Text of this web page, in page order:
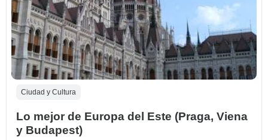
Ciudad y Cultura
Lo mejor de Europa del Este (Praga, Viena
y Budapest)